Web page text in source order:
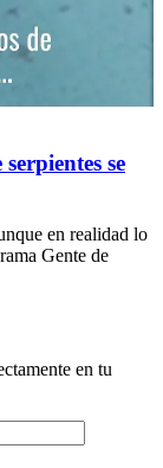
se
en realidad lo
Gente de
en tu